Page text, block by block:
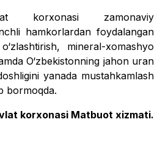
korxonasi zamonaviy
hamkorlardan foydalangan
mineral-xomashyo
O‘zbekistonning jahon uran
yanada mustahkamlash
bormoqda.
korxonasi Matbuot xizmati.